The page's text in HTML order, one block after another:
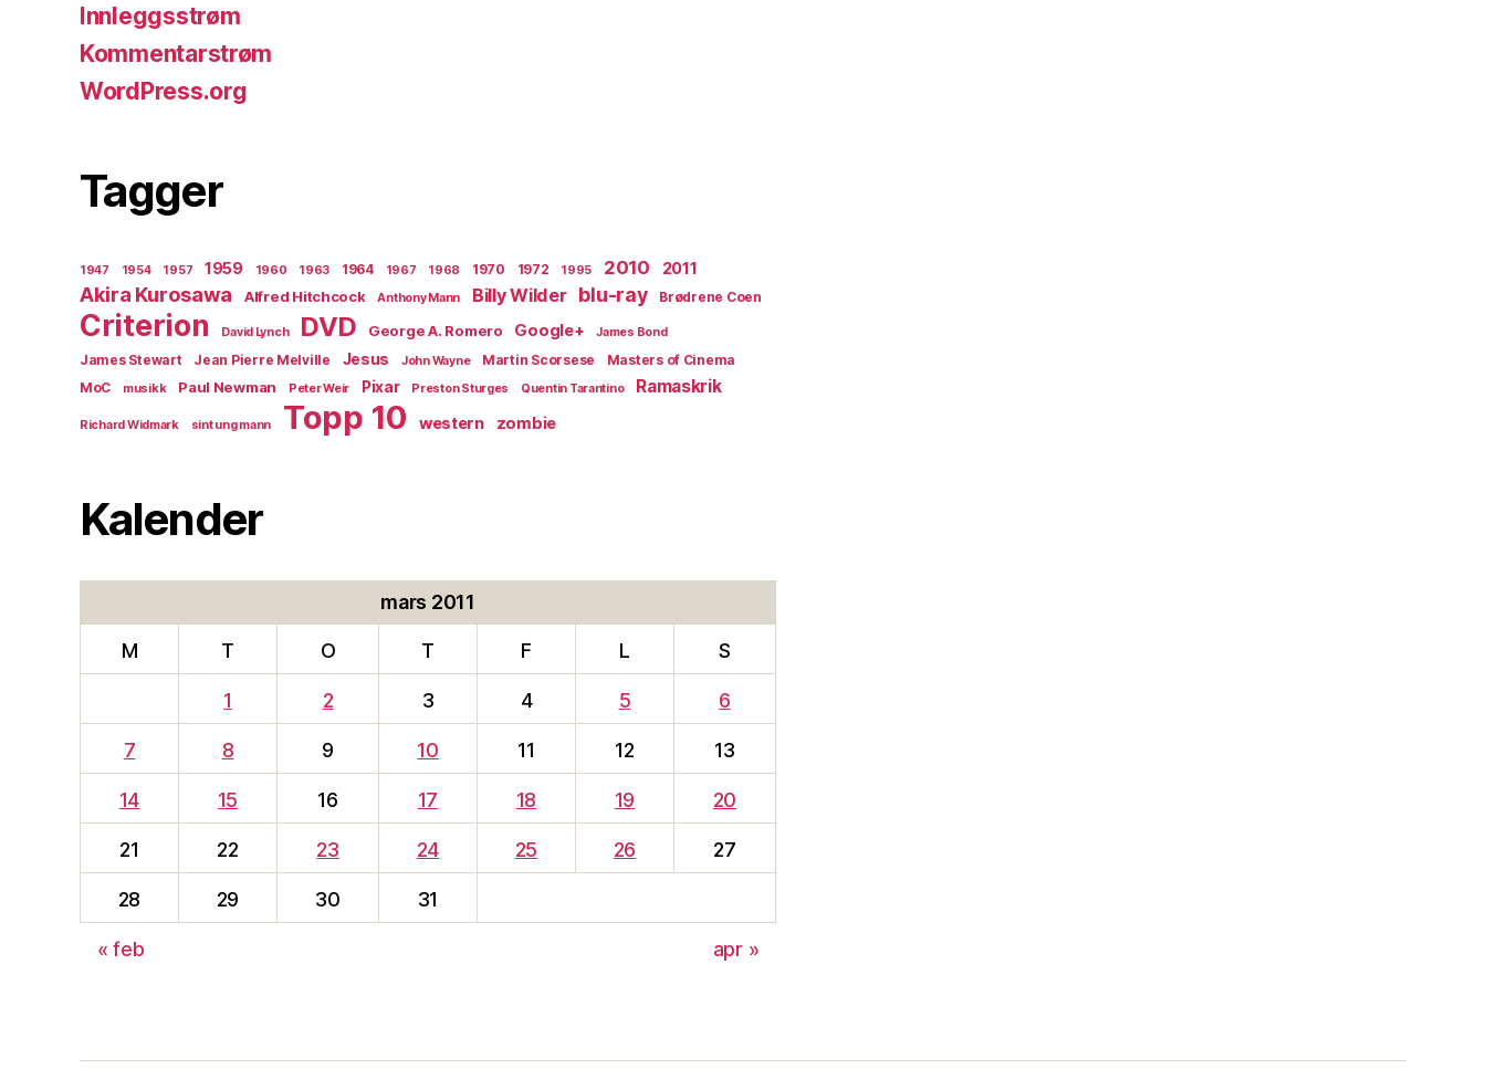
Innleggsstrøm
Kommentarstrøm
WordPress.org
Tagger
1947 1954 1957 1959 1960 1963 1964 1967 1968 1970 1972 1995 2010 2011
Akira Kurosawa Alfred Hitchcock Anthony Mann Billy Wilder blu-ray Brødrene Coen
Criterion David Lynch DVD George A. Romero Google+ James Bond
James Stewart Jean Pierre Melville Jesus John Wayne Martin Scorsese
Masters of Cinema
MoC
musikk Paul Newman Peter Weir Pixar Preston Sturges Quentin Tarantino Ramaskrik
Richard Widmark sint ung mann Topp 10 western zombie
Kalender
mars 2011
M T O T F L S
1 2 3 4 5 6
7 8 9 10 11 12 13
14 15 16 17 18 19 20
21 22 23 24 25 26 27
28 29 30 31
« feb apr »